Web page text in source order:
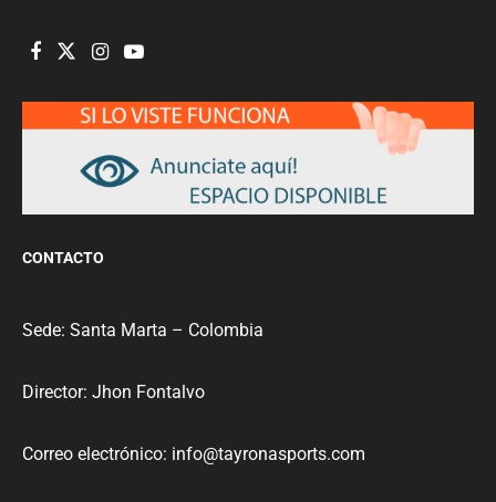
CONTACTO
Sede: Santa Marta – Colombia
Director: Jhon Fontalvo
Correo electrónico: info@tayronasports.com